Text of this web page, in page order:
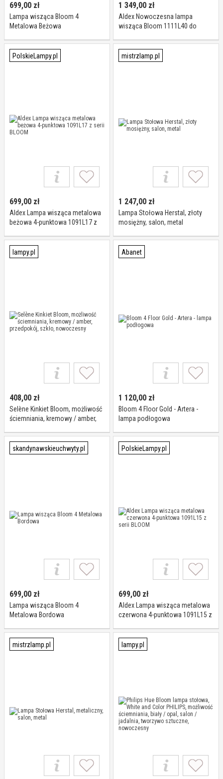
699,00 zł
Lampa wisząca Bloom 4
Metalowa Beżowa
1 349,00 zł
Aldex Nowoczesna lampa
wisząca Bloom 1111L40 do
PolskieLampy.pl
699,00 zł
Aldex Lampa wisząca metalowa
beżowa 4-punktowa 1091L17 z
mistrzlamp.pl
1 247,00 zł
Lampa Stołowa Herstal, złoty
mosiężny, salon, metal
lampy.pl
408,00 zł
Selène Kinkiet Bloom, możliwość
ściemniania, kremowy / amber,
Abanet
1 120,00 zł
Bloom 4 Floor Gold - Artera -
lampa podłogowa
skandynawskieuchwyty.pl
699,00 zł
Lampa wisząca Bloom 4
Metalowa Bordowa
PolskieLampy.pl
699,00 zł
Aldex Lampa wisząca metalowa
czerwona 4-punktowa 1091L15 z
mistrzlamp.pl lampy.pl